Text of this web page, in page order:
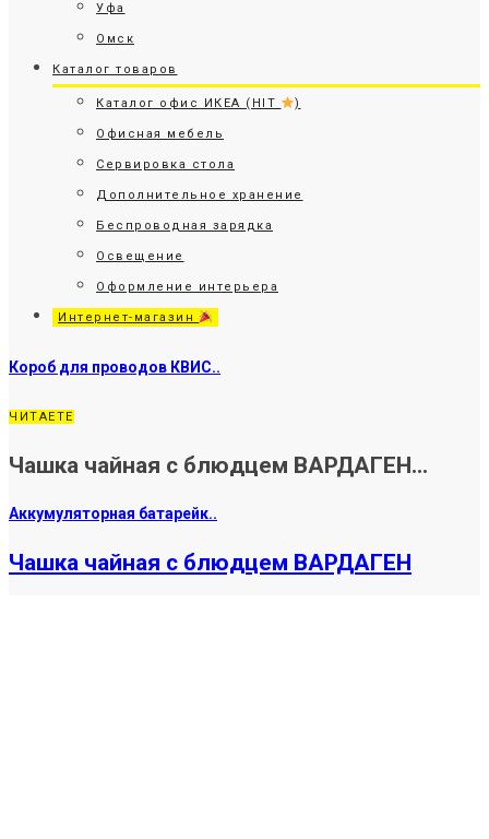
Уфа
Омск
Каталог товаров
Каталог офис ИКЕА (HIT )
Офисная мебель
Сервировка стола
Дополнительное хранение
Беспроводная зарядка
Освещение
Оформление интерьера
Интернет-магазин
Короб для проводов КВИС..
ЧИТАЕТЕ
Чашка чайная с блюдцем ВАРДАГЕН...
Аккумуляторная батарейк..
Чашка чайная с блюдцем ВАРДАГЕН